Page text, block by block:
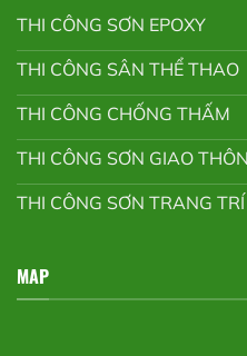
THI CÔNG SƠN EPOXY
THI CÔNG SÂN THỂ THAO
THI CÔNG CHỐNG THẤM
THI CÔNG SƠN GIAO
THI CÔNG SƠN TRANG TRÍ
MAP